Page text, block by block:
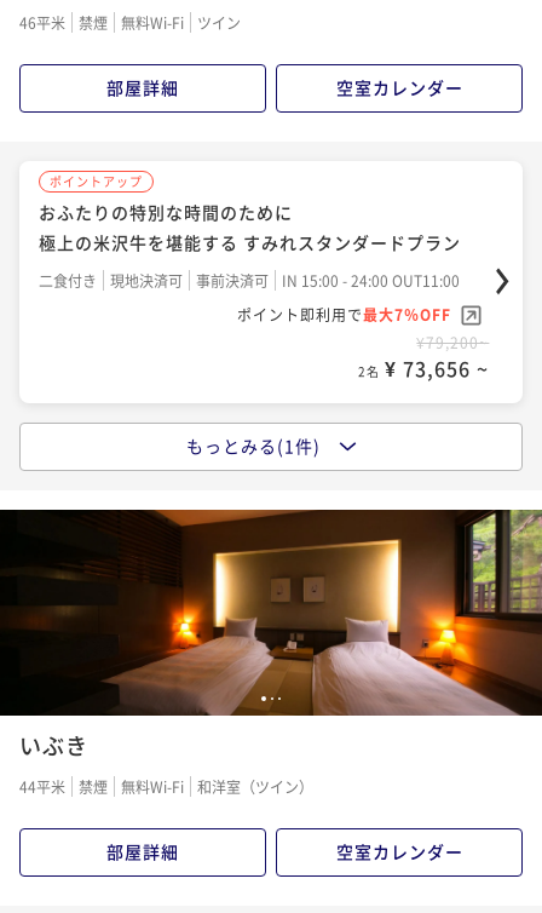
46平米 禁煙 無料Wi-Fi ツイン
部屋詳細 空室カレンダー
ポイントアップ
おふたりの特別な時間のために
極上の米沢牛を堪能する すみれスタンダードプラン
二食付き 現地決済可 事前決済可
IN 15:00 - 24:00 OUT11:00
ポイント即利用で最大7％OFF
¥79,200~
2名 ¥ 73,656 ~
世界が見つけた山形で、ふたりの温泉リトリート◆米
沢牛創作懐石 × 日本酒ペアリングプラン
事前決済可
IN 15:00 - 18:00 OUT11:00
ポイント即利用で
¥101,200~
2名 ¥ 94,116 ~
もっとみる(1件)
1 23
いぶき
44平米 禁煙 無料Wi-Fi 和洋室（ツイン）
部屋詳細 空室カレンダー